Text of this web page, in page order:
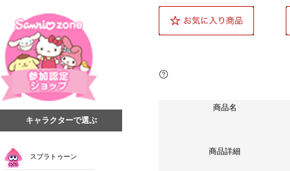
商品名
商品詳細